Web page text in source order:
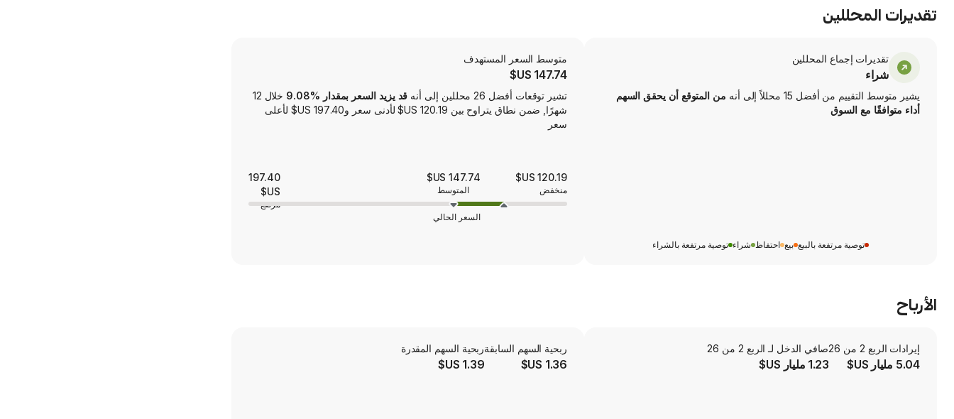
تقديرات المحللين
تقديرات إجماع المحللين
شراء
يشير متوسط التقييم من أفضل 15 محللاً إلى أنه
من المتوقع أن يحقق السهم
أداء متوافقًا مع السوق
توصية مرتفعة بالبيع بيع احتفاظ شراء توصية مرتفعة بالشراء
متوسط ​​السعر المستهدف
147.74 US$
تشير توقعات أفضل 26 محللين إلى أنه قد يزيد السعر بمقدار 9.08‎%‎
خلال 12
شهرًا, ضمن نطاق يتراوح بين ‏120.19 US$ لأدنى سعر و‏197.40 US$ لأعلى
سعر
120.19 US$
منخفض
147.74 US$
المتوسط
197.40
US$
مرتفع
السعر الحالي
الأرباح
إيرادات الربع 2 من 26
5.04 مليار US$
صافي الدخل لـ الربع 2 من 26
1.23 مليار US$
ربحية السهم السابقة
1.36 US$
ربحية السهم المقدرة
1.39 US$